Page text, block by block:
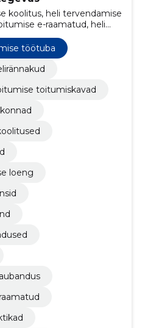
koolitus, heli tervendamise
e-raamatud, heli
meistriklass, koolitus:
maitsete tundma
elavate maitsete
töötuba
toitumiskavad
loeng